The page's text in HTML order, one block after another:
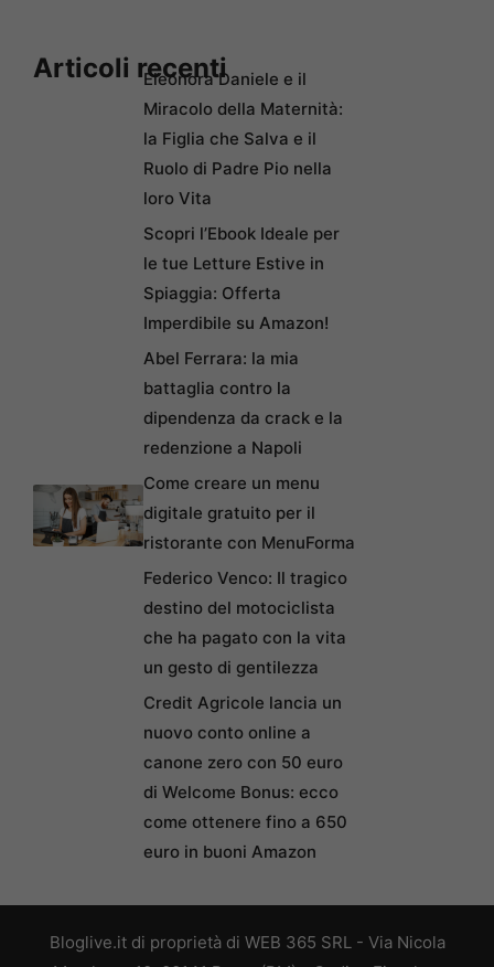
Articoli recentiEleonora Daniele e il
Miracolo della Maternità:
la Figlia che Salva e il
Ruolo di Padre Pio nella
loro Vita
Scopri l’Ebook Ideale per
le tue Letture Estive in
Spiaggia: Offerta
Imperdibile su Amazon!
Abel Ferrara: la mia
battaglia contro la
dipendenza da crack e la
redenzione a Napoli
Come creare un menu
digitale gratuito per il
ristorante con MenuForma
Federico Venco: Il tragico
destino del motociclista
che ha pagato con la vita
un gesto di gentilezza
Credit Agricole lancia un
nuovo conto online a
canone zero con 50 euro
di Welcome Bonus: ecco
come ottenere fino a 650
euro in buoni Amazon
Bloglive.it di proprietà di WEB 365 SRL - Via Nicola